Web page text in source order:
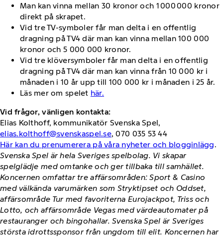
Man kan vinna mellan 30 kronor och 1 000 000 kronor
direkt på skrapet.
Vid tre TV-symboler får man delta i en offentlig
dragning på TV4 där man kan vinna mellan 100 000
kronor och 5 000 000 kronor.
Vid tre klöversymboler får man delta i en offentlig
dragning på TV4 där man kan vinna från 10 000 kr i
månaden i 10 år upp till 100 000 kr i månaden i 25 år.
Läs mer om spelet här.
Vid frågor, vänligen kontakta:
Elias Kolthoff, kommunikatör Svenska Spel,
elias.kolthoff@svenskaspel.se, 070 035 53 44
Här kan du prenumerera på våra nyheter och blogginlägg.
Svenska Spel är hela Sveriges spelbolag. Vi skapar
spelglädje med omtanke och ger tillbaka till samhället.
Koncernen omfattar tre affärsområden: Sport & Casino
med välkända varumärken som Stryktipset och Oddset,
affärsområde Tur med favoriterna Eurojackpot, Triss och
Lotto, och affärsområde Vegas med värdeautomater på
restauranger och bingohallar. Svenska Spel är Sveriges
största idrottssponsor från ungdom till elit. Koncernen har